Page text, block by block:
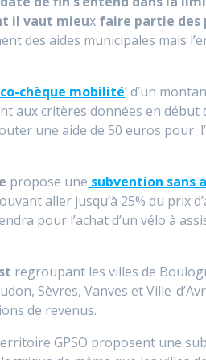
il vaut mieux faire partie des
des aides municipales mais
chèque mobilité’ d’un
aux critères données en début
une aide de 50 euros pour
propose une subvention sans
aller jusqu’à 25% du prix
pour l’achat d’un vélo à
regroupant les villes de
Sèvres, Vanves et Ville-
de revenus.
GPSO proposent une